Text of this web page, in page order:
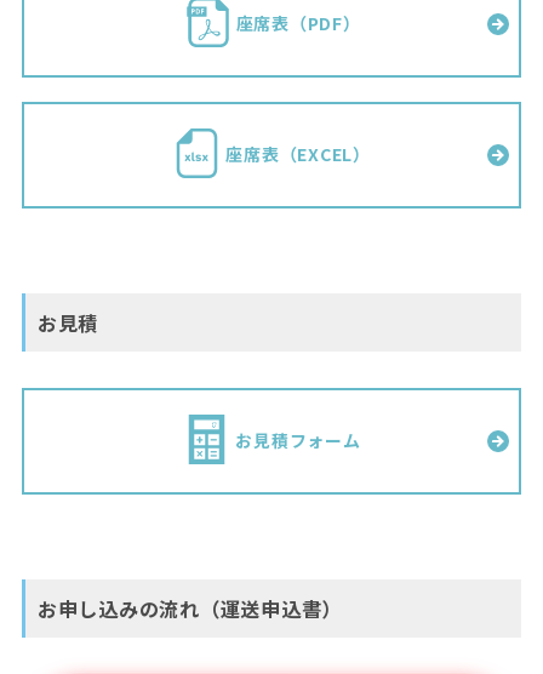
座席表（PDF）
座席表（EXCEL）
お見積
お見積フォーム
お申し込みの流れ（運送申込書）